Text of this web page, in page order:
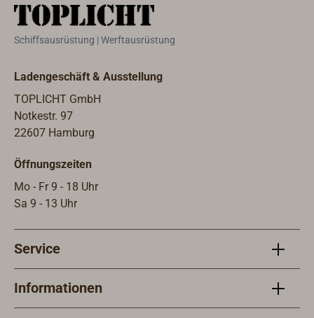
steht die französische Schmiede
Sicherheit. Viele Extrem- und
Zuverlässigkeit der WICHARD-
Produkte überzeugt und haben diese
in enger Zusammenarbeit mit der
Schmiede in den letzten Jahrzehnten
Industrie sind alle WICHARD-Schäkel
mit einem Working Load Limit (WLL)
gestempelt. Dies ist die maximal
von Lasten im gewerblichen Bereich.
Bruchlast (BRL) auch noch eine
maximal sinnvolle Arbeitslast (WL)
Schiffsausrüstung | Werftausrüstung
Ladengeschäft & Ausstellung
TOPLICHT GmbH
Notkestr. 97
22607 Hamburg
Öffnungszeiten
Mo - Fr 9 - 18 Uhr
Sa 9 - 13 Uhr
Service
Informationen